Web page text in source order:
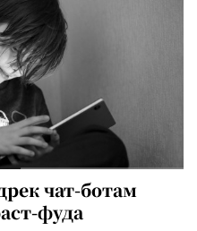
чат-ботам
фуда